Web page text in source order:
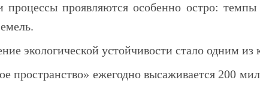
проявляются особенно остро:
экологической устойчивости стало одним
пространство» ежегодно высаживается 200